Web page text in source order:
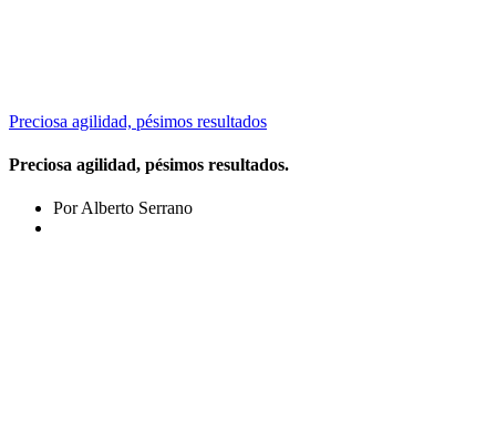
Preciosa agilidad, pésimos resultados
Preciosa agilidad, pésimos resultados.
Por Alberto Serrano